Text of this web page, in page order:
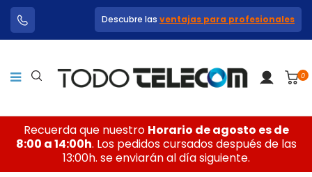
Descubre las ventajas para profesionales
0
Recuerda que nuestro Horario de agosto es de
8:00 a 14:00h. Los pedidos cursados después de las
13:00h. se enviarán al día siguiente.